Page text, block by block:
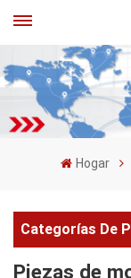
Hogar
Categorías De
Piezas de